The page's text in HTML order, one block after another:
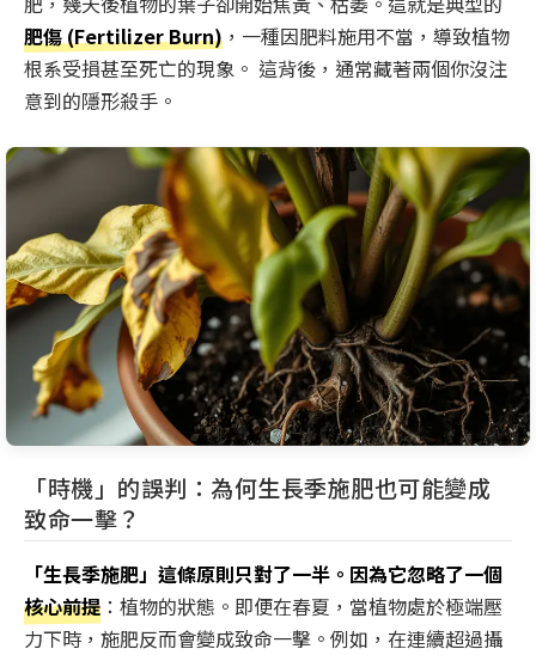
肥傷 (Fertilizer Burn) ，一種因肥料施用不當，導致植物
根系受損甚至死亡的現象。 這背後，通常藏著兩個你沒注
意到的隱形殺手。
「時機」的誤判：為何生長季施肥也可能變成
致命一擊？
「生長季施肥」這條原則只對了一半。因為它忽略了一個
核心前提 ：植物的狀態。即便在春夏，當植物處於極端壓
力下時，施肥反而會變成致命一擊。例如，在連續超過攝